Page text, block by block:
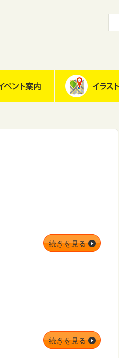
続きを見る
続きを見る